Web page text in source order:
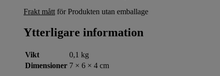
Frakt mått för Produkten utan emballage
Ytterligare information
Vikt
0,1 kg
Dimensioner 7 × 6 × 4 cm